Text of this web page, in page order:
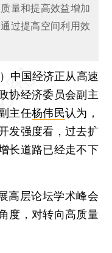
量和提高效益增加
过提高空间利用效
中国经济正从高速
协经济委员会副主
主任杨伟民认为，
发强度看，过去扩
长道路已经走不下
层论坛学术峰会
度，对转向高质量